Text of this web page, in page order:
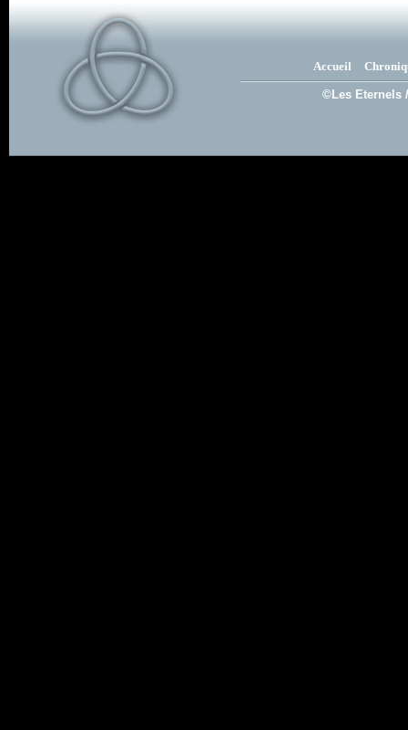
Accueil
©Les Eternels